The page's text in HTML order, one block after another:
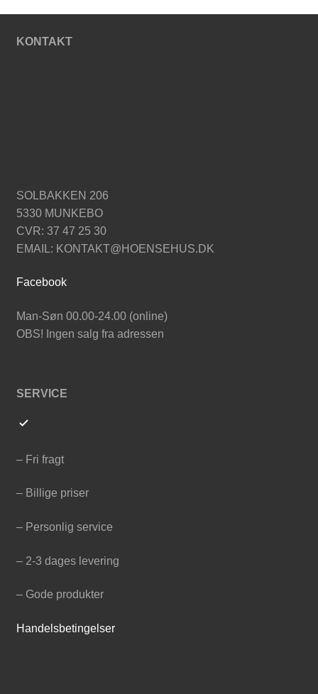
KONTAKT
SOLBAKKEN 206
5330 MUNKEBO
CVR: 37 47 25 30
EMAIL: KONTAKT@HOENSEHUS.DK
Facebook
Man-Søn 00.00-24.00 (online)
OBS! Ingen salg fra adressen
SERVICE
– Fri fragt
– Billige priser
– Personlig service
– 2-3 dages levering
– Gode produkter
Handelsbetingelser